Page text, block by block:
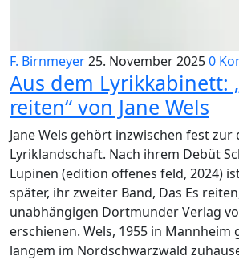
F. Birnmeyer25. November 20250
Aus dem Lyrikkabinett:
reiten“ von Jane Wels
Jane Wels gehört inzwischen fest zur
Lyriklandschaft. Nach ihrem Debüt
Lupinen (edition offenes feld, 2024)
später, ihr zweiter Band, Das Es
unabhängigen Dortmunder Verlag
erschienen. Wels, 1955 in Mannheim
langem im Nordschwarzwald